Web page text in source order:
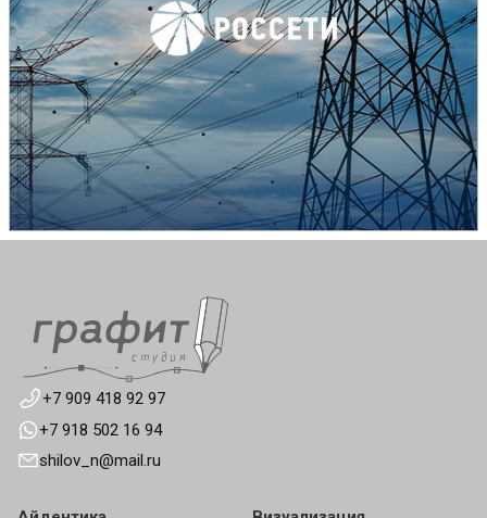
+7 909 418 92 97
+7 918 502 16 94
shilov_n@mail.ru